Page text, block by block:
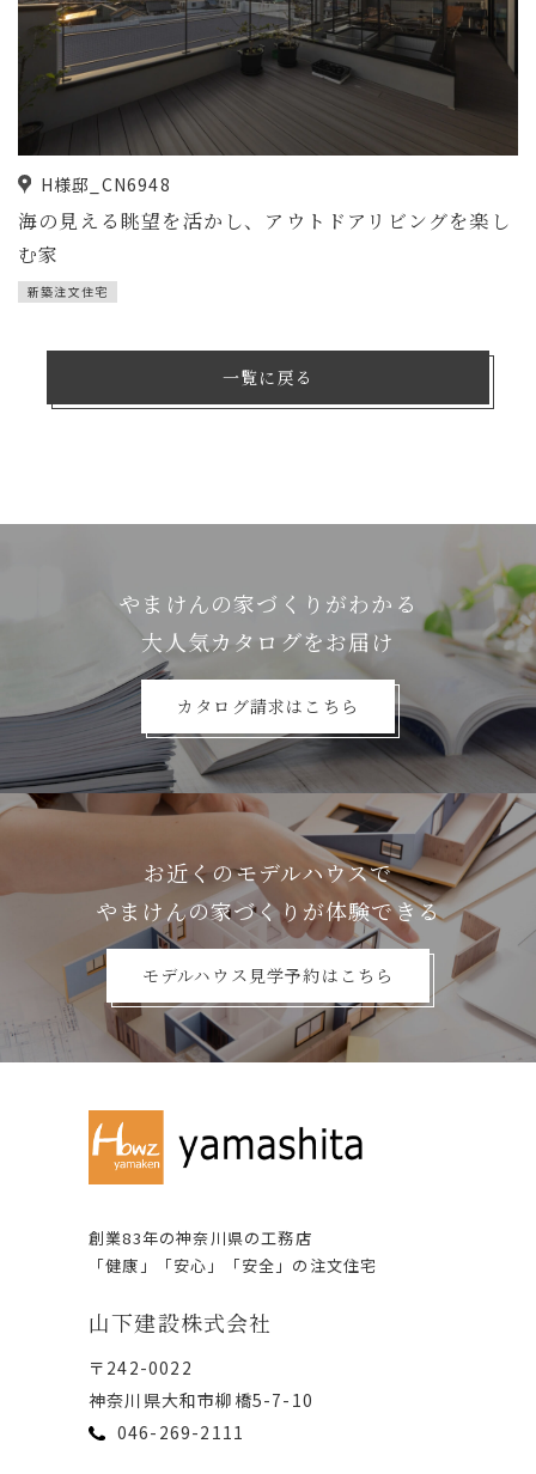
H様邸_CN6948
海の見える眺望を活かし、アウトドアリビングを楽し
む家
新築注文住宅
一覧に戻る
やまけんの家づくりがわかる
⼤⼈気カタログをお届け
カタログ請求はこちら
お近くのモデルハウスで
やまけんの家づくりが体験できる
モデルハウス見学予約はこちら
創業83年の神奈川県の⼯務店
「健康」「安⼼」「安全」の注⽂住宅
⼭下建設株式会社
〒242-0022
神奈川県⼤和市柳橋5-7-10
046-269-2111